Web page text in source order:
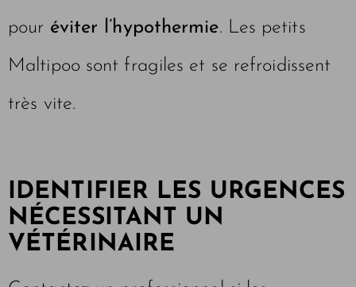
pour éviter l’hypothermie. Les petits
Maltipoo sont fragiles et se refroidissent
très vite.
IDENTIFIER LES URGENCES
NÉCESSITANT UN
VÉTÉRINAIRE